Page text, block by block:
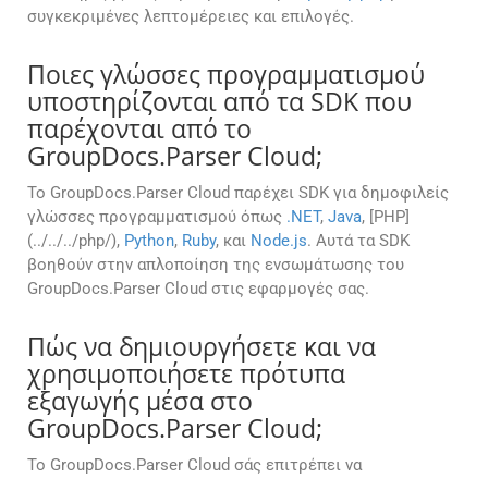
συγκεκριμένες λεπτομέρειες και επιλογές.
Ποιες γλώσσες προγραμματισμού
υποστηρίζονται από τα SDK που
παρέχονται από το
GroupDocs.Parser Cloud;
Το GroupDocs.Parser Cloud παρέχει SDK για δημοφιλείς
γλώσσες προγραμματισμού όπως .NET, Java, [PHP]
(../../../php/), Python, Ruby, και Node.js. Αυτά τα SDK
βοηθούν στην απλοποίηση της ενσωμάτωσης του
GroupDocs.Parser Cloud στις εφαρμογές σας.
Πώς να δημιουργήσετε και να
χρησιμοποιήσετε πρότυπα
εξαγωγής μέσα στο
GroupDocs.Parser Cloud;
Το GroupDocs.Parser Cloud σάς επιτρέπει να